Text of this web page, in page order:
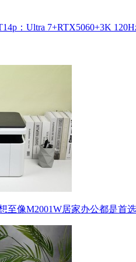
：Ultra 7+RTX5060+3K
至像M2001W居家办公都是首选